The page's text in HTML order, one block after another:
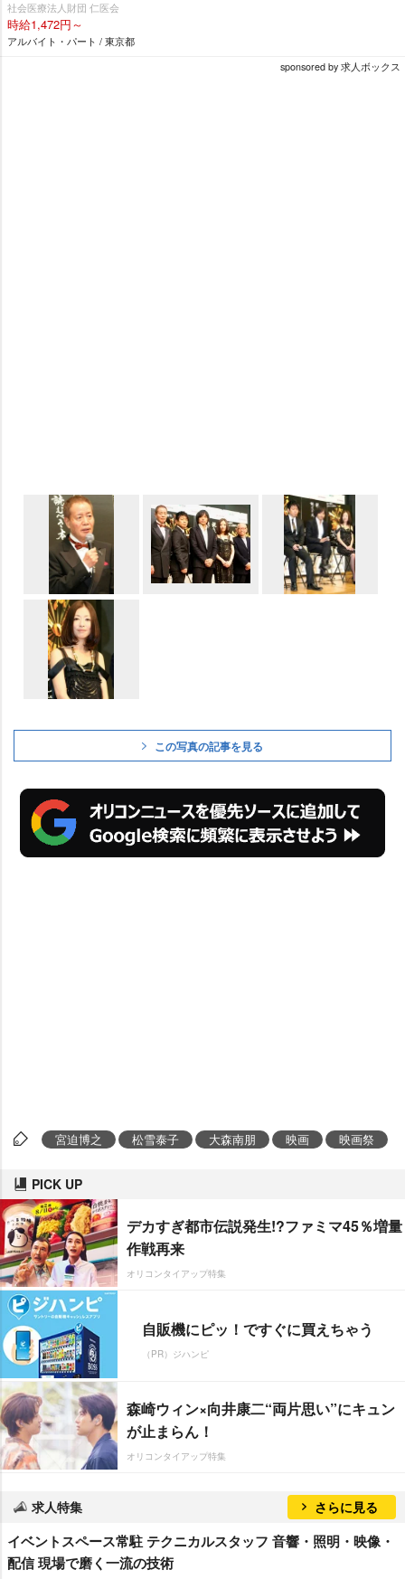
社会医療法人財団 仁医会
時給1,472円～
アルバイト・パート / 東京都
sponsored by 求人ボックス
この写真の記事を見る
宮迫博之 松雪泰子 大森南朋 映画 映画祭
PICK UP
デカすぎ都市伝説発生!?ファミマ45％増量
作戦再来
オリコンタイアップ特集
自販機にピッ！ですぐに買えちゃう
（PR）ジハンピ
森崎ウィン×向井康二“両片思い”にキュン
が止まらん！
オリコンタイアップ特集
求人特集 さらに見る
イベントスペース常駐 テクニカルスタッフ 音響・照明・映像・
配信 現場で磨く一流の技術